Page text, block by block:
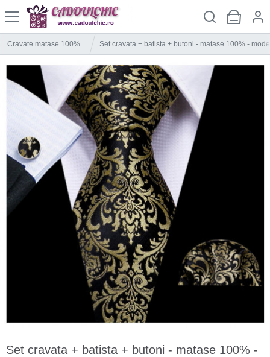
Cravate matase 100% Set cravata + batista + butoni - matase 100% -
Set cravata + batista + butoni - matase 100% -